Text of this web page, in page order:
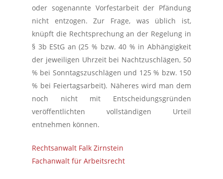
oder sogenannte Vorfestarbeit der Pfändung
nicht entzogen. Zur Frage, was üblich ist,
knüpft die Rechtsprechung an der Regelung in
§ 3b EStG an (25 % bzw. 40 % in Abhängigkeit
der jeweiligen Uhrzeit bei Nachtzuschlägen, 50
% bei Sonntagszuschlägen und 125 % bzw. 150
% bei Feiertagsarbeit). Näheres wird man dem
noch nicht mit Entscheidungsgründen
veröffentlichten vollständigen Urteil
entnehmen können.
Rechtsanwalt Falk Zirnstein
Fachanwalt für Arbeitsrecht